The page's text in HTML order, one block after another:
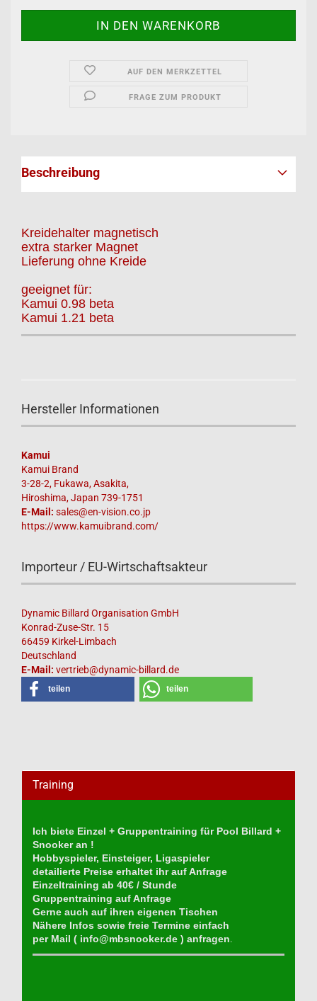
AUF DEN MERKZETTEL
FRAGE ZUM PRODUKT
Beschreibung
Kreidehalter magnetisch
extra starker Magnet
Lieferung ohne Kreide
geeignet für:
Kamui 0.98 beta
Kamui 1.21 beta
Hersteller Informationen
Kamui
Kamui Brand
3-28-2, Fukawa, Asakita,
Hiroshima, Japan 739-1751
E-Mail: sales@en-vision.co.jp
https://www.kamuibrand.com/
Importeur / EU-Wirtschaftsakteur
Dynamic Billard Organisation GmbH
Konrad-Zuse-Str. 15
66459 Kirkel-Limbach
Deutschland
E-Mail: vertrieb@dynamic-billard.de
teilen teilen
Training
Ich biete Einzel + Gruppentraining für Pool Billard +
Snooker an !
Hobbyspieler, Einsteiger, Ligaspieler
detailierte Preise erhaltet ihr auf Anfrage
Einzeltraining ab 40€ / Stunde
Gruppentraining auf Anfrage
Gerne auch auf ihren eigenen Tischen
Nähere Infos sowie freie Termine einfach
per Mail ( info@mbsnooker.de ) anfragen.